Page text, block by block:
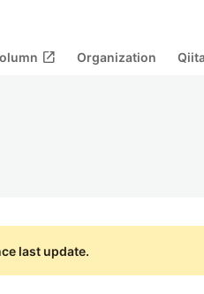
open_in_new Organization
last update.